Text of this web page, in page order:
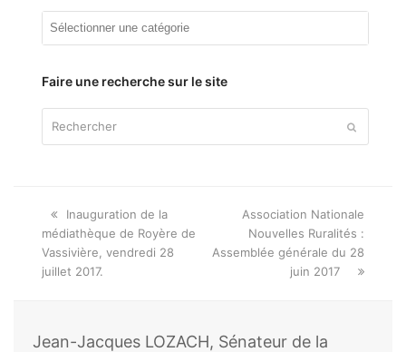
Articles
Faire une recherche sur le site
Onglet
précédent:
Inauguration de la
médiathèque de Royère de
Vassivière, vendredi 28
juillet 2017.
next
post:
Association Nationale
Nouvelles Ruralités :
Assemblée générale du 28
juin 2017
Jean-Jacques LOZACH, Sénateur de la